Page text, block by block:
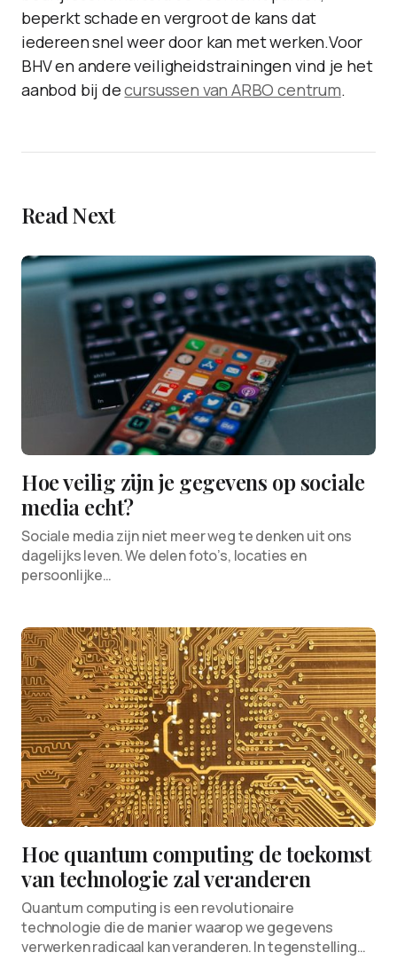
beperkt schade en vergroot de kans dat
iedereen snel weer door kan met werken.Voor
BHV en andere veiligheidstrainingen vind je het
aanbod bij decursussen van ARBO centrum.
Read Next
Hoe veilig zijn je gegevens op sociale
media echt?
Sociale media zijn niet meer weg te denken uit ons
dagelijks leven. We delen foto’s, locaties en
persoonlijke…
Hoe quantum computing de toekomst
van technologie zal veranderen
Quantum computing is een revolutionaire
technologie die de manier waarop we gegevens
verwerken radicaal kan veranderen. In tegenstelling…